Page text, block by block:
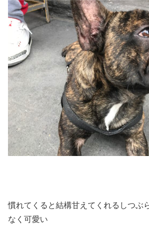
慣れてくると結構甘えてくれるしつぶ
なく可愛い